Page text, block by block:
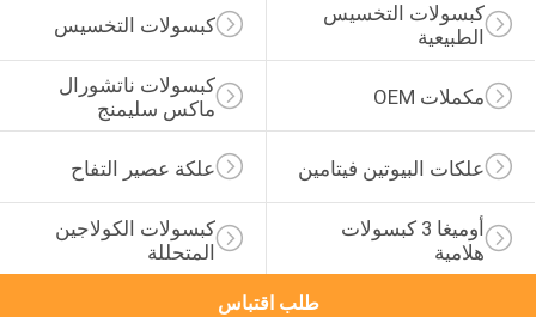
كبسولات التخسيس
كبسولات التخسيس
الطبيعية
كبسولات ناتشورال
ماكس سليمنج
مكملات OEM
علكة عصير التفاح علكات البيوتين فيتامين
كبسولات الكولاجين
المتحللة
أوميغا 3 كبسولات
هلامية
طلب اقتباس